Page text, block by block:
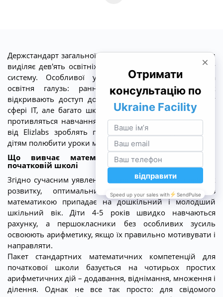
Держстандарт загальної початкової освіти МОН України
виділяє дев'ять освітніх галузей, інтегрованих у єдину
систему. Особливої уваги заслуговує математична
освітня галузь: ранні успіхи в точних науках
відкривають доступ до престижних спеціальностей у
сфері IT, але багато школярі не люблять математику і
противляться навчання. Сучасні дидактичні матеріали
від Elizlabs зроблять просте складним і допоможуть
дітям полюбити уроки математики.
Що вивчає математична освітня галузь в
початковій школі
Згідно сучасним уявленням про сензитивных періодах
розвитку, оптимальний час для знайомства з
математикою припадає на дошкільний і молодший
шкільний вік. Діти 4-5 років швидко навчаються
рахунку, а першокласники без особливих зусиль
освоюють арифметику, якщо їх правильно мотивувати і
направляти.
Пакет стандартних математичних компетенцій для
початкової школи базується на чотирьох простих
арифметичних дій – додавання, віднімання, множення і
ділення. Однак не все так просто: для свідомого